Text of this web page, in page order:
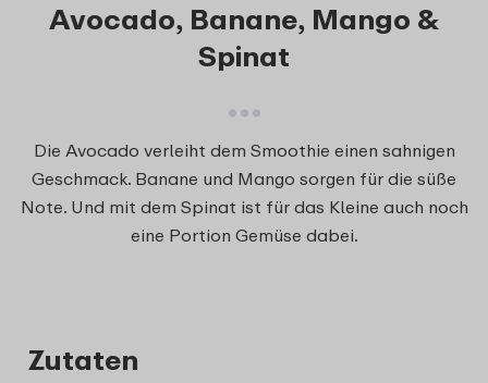
Avocado, Banane, Mango &
Spinat
Die Avocado verleiht dem Smoothie einen sahnigen
Geschmack. Banane und Mango sorgen für die süße
Note. Und mit dem Spinat ist für das Kleine auch noch
eine Portion Gemüse dabei.
Zutaten